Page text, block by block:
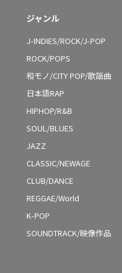
ジャンル
J-INDIES/ROCK/J-POP
ROCK/POPS
和モノ/CITY POP/歌謡曲
日本語RAP
HIPHOP/R&B
SOUL/BLUES
JAZZ
CLASSIC/NEWAGE
CLUB/DANCE
REGGAE/World
K-POP
SOUNDTRACK/映像作品